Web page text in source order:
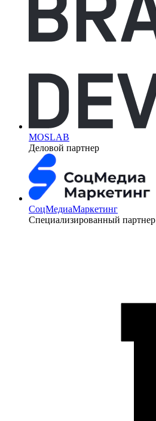
MOSLAB
Деловой партнер
СоцМедиаМаркетинг
Специализированный партнер